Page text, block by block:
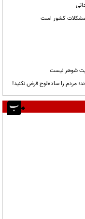
کشور است
شوهر نیست
مردم را ساده‌لوح فرض نکنید!